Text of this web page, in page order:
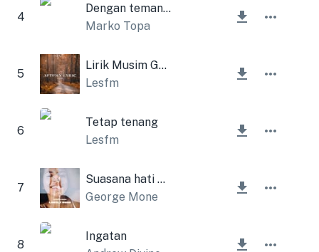
4
Dengan teman-teman
Marko Topa
5
Lirik Musim Gugur
Lesfm
6
Tetap tenang
Lesfm
7
Suasana hati yang menyenangkan
George Mone
8
Ingatan